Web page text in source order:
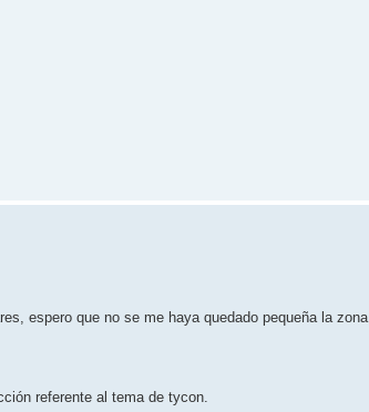
espero que no se me haya quedado pequeña la zona.
referente al tema de tycon.